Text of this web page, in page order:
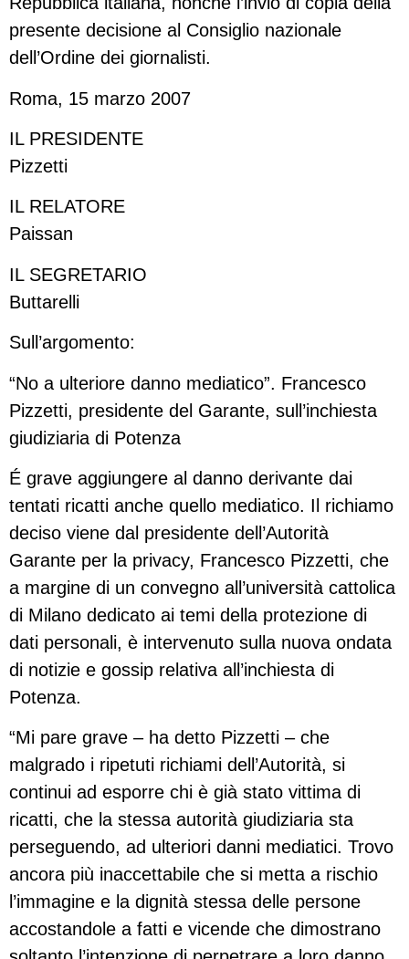
presente decisione al Consiglio nazionale
dell’Ordine dei giornalisti.
Roma, 15 marzo 2007
IL PRESIDENTE
Pizzetti
IL RELATORE
Paissan
IL SEGRETARIO
Buttarelli
Sull’argomento:
“No a ulteriore danno mediatico”. Francesco
Pizzetti, presidente del Garante, sull’inchiesta
giudiziaria di Potenza
É grave aggiungere al danno derivante dai
tentati ricatti anche quello mediatico. Il richiamo
deciso viene dal presidente dell’Autorità
Garante per la privacy, Francesco Pizzetti, che
a margine di un convegno all’università cattolica
di Milano dedicato ai temi della protezione di
dati personali, è intervenuto sulla nuova ondata
di notizie e gossip relativa all’inchiesta di
Potenza.
“Mi pare grave – ha detto Pizzetti – che
malgrado i ripetuti richiami dell’Autorità, si
continui ad esporre chi è già stato vittima di
ricatti, che la stessa autorità giudiziaria sta
perseguendo, ad ulteriori danni mediatici. Trovo
ancora più inaccettabile che si metta a rischio
l’immagine e la dignità stessa delle persone
accostandole a fatti e vicende che dimostrano